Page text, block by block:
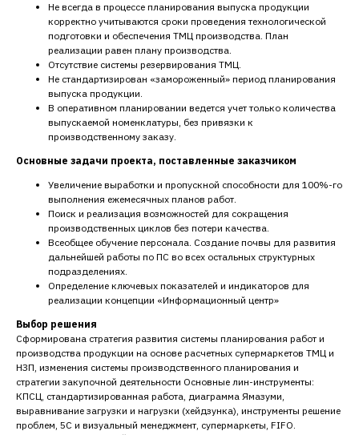
Не всегда в процессе планирования выпуска продукции
корректно учитываются сроки проведения технологической
подготовки и обеспечения ТМЦ производства. План
реализации равен плану производства.
Отсутствие системы резервирования ТМЦ.
Не стандартизирован «замороженный» период планирования
выпуска продукции.
В оперативном планировании ведется учет только количества
выпускаемой номенклатуры, без привязки к
производственному заказу.
Основные задачи проекта, поставленные заказчиком
Увеличение выработки и пропускной способности для 100%-го
выполнения ежемесячных планов работ.
Поиск и реализация возможностей для сокращения
производственных циклов без потери качества.
Всеобщее обучение персонала. Создание почвы для развития
дальнейшей работы по ПС во всех остальных структурных
подразделениях.
Определение ключевых показателей и индикаторов для
реализации концепции «Информационный центр»
Выбор решения
Сформирована стратегия развития системы планирования работ и
производства продукции на основе расчетных супермаркетов ТМЦ и
НЗП, изменения системы производственного планирования и
стратегии закупочной деятельности Основные лин-инструменты:
КПСЦ, стандартизированная работа, диаграмма Ямазуми,
выравнивание загрузки и нагрузки (хейдзунка), инструменты решение
проблем, 5С и визуальный менеджмент, супермаркеты, FIFO.